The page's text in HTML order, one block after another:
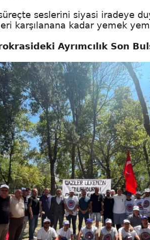
seslerini siyasi iradeye
karşılanana kadar yemek
Ayrımcılık Son